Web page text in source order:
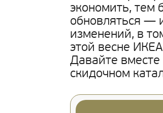
экономить, тем
обновляться —
изменений, в
этой весне
Давайте
скидочном